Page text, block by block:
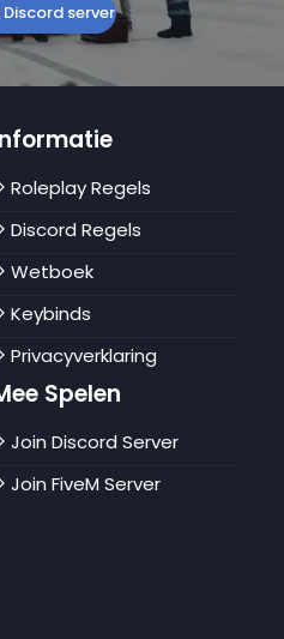
server
Roleplay Regels
Discord Regels
Wetboek
Keybinds
Privacyverklaring
Spelen
Join Discord Server
Join FiveM Server